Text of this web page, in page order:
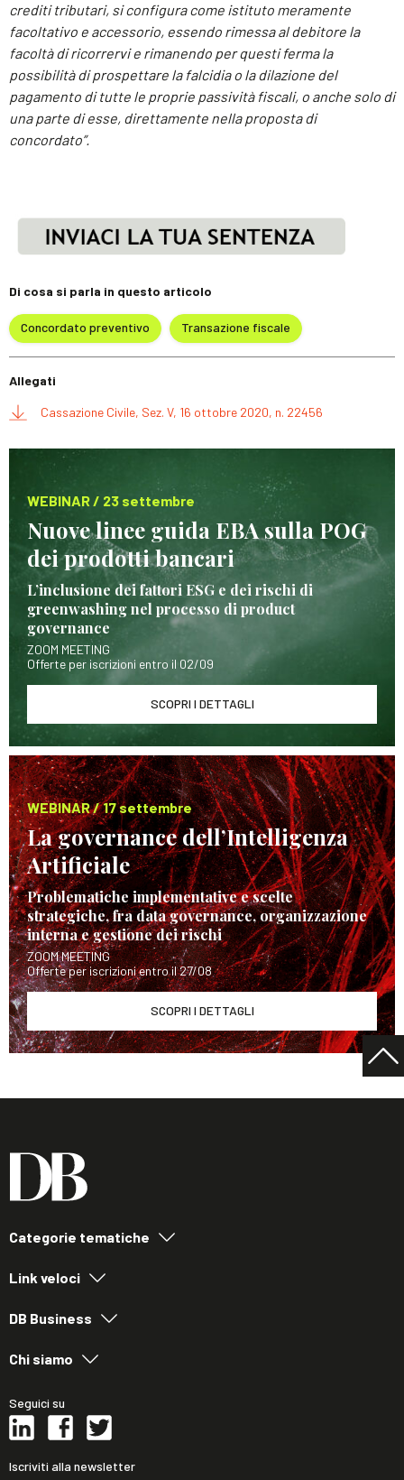
crediti tributari, si configura come istituto meramente
facoltativo e accessorio, essendo rimessa al debitore la
facoltà di ricorrervi e rimanendo per questi ferma la
possibilità di prospettare la falcidia o la dilazione del
pagamento di tutte le proprie passività fiscali, o anche solo di
una parte di esse, direttamente nella proposta di
concordato”.
Di cosa si parla in questo articolo
Concordato preventivo Transazione fiscale
Allegati
Cassazione Civile, Sez. V, 16 ottobre 2020, n. 22456
WEBINAR / 23 settembre
Nuove linee guida EBA sulla POG
dei prodotti bancari
L’inclusione dei fattori ESG e dei rischi di
greenwashing nel processo di product
governance
ZOOM MEETING
Offerte per iscrizioni entro il 02/09
SCOPRI I DETTAGLI
WEBINAR / 17 settembre
La governance dell’Intelligenza
Artificiale
Problematiche implementative e scelte
strategiche, fra data governance, organizzazione
interna e gestione dei rischi
ZOOM MEETING
Offerte per iscrizioni entro il 27/08
SCOPRI I DETTAGLI
Categorie tematiche
Link veloci
DB Business
Chi siamo
Seguici su
Iscriviti alla newsletter